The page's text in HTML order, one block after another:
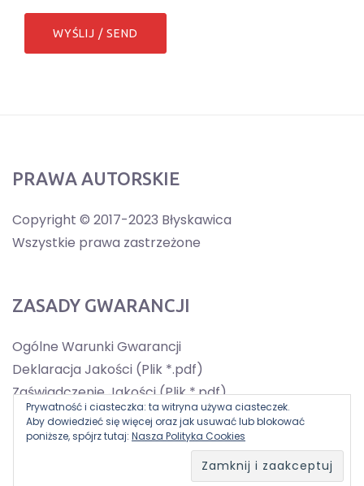
PRAWA AUTORSKIE
Copyright © 2017-2023 Błyskawica
Wszystkie prawa zastrzeżone
ZASADY GWARANCJI
Ogólne Warunki Gwarancji
Deklaracja Jakości (Plik *.pdf)
Zaświadczenie Jakości (Plik *.pdf)
Prywatność i ciasteczka: ta witryna używa ciasteczek.
Aby dowiedzieć się więcej oraz jak usuwać lub blokować
poniższe, spójrz tutaj: Nasza Polityka Cookies